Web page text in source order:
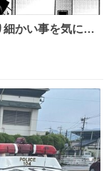
かい事を気にし
見ると、あまり
、だからこそ、